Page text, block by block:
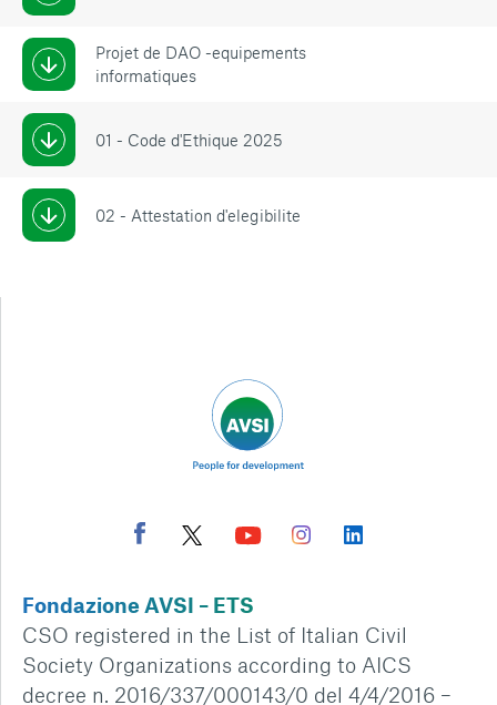
Projet de DAO -equipements
informatiques
01 - Code d'Ethique 2025
02 - Attestation d'elegibilite
Fondazione AVSI – ETS
CSO registered in the List of Italian Civil
Society Organizations according to AICS
decree n. 2016/337/000143/0 del 4/4/2016 –